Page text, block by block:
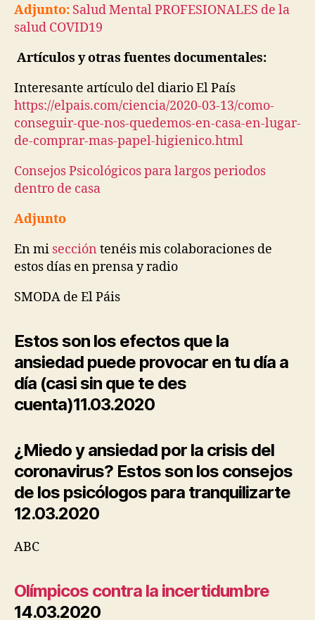
Adjunto: Salud Mental PROFESIONALES de la
salud COVID19
Artículos y otras fuentes documentales:
Interesante artículo del diario El País
https://elpais.com/ciencia/2020-03-13/como-
conseguir-que-nos-quedemos-en-casa-en-lugar-
de-comprar-mas-papel-higienico.html
Consejos Psicológicos para largos periodos
dentro de casa
Adjunto
En mi sección tenéis mis colaboraciones de
estos días en prensa y radio
SMODA de El Páis
Estos son los efectos que la
ansiedad puede provocar en tu día a
día (casi sin que te des
cuenta)11.03.2020
¿Miedo y ansiedad por la crisis del
coronavirus? Estos son los consejos
de los psicólogos para tranquilizarte
12.03.2020
ABC
Olímpicos contra la incertidumbre
14.03.2020